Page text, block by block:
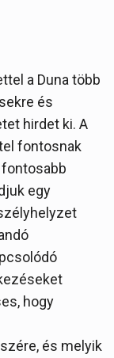
a Duna több
és
hirdet ki. A
fontosnak
egy
hogy
és melyik